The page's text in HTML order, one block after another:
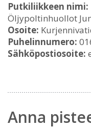
Putkiliikkeen nimi:
Öljypoltinhuollot
Osoite:
Puhelinnumero:
Sähköpostiosoite:
Anna